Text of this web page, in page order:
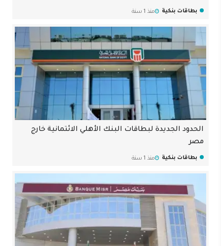
بطاقات بنكية منذ 1 سنة
الحدود الجديدة لبطاقات البنك الأهلي الائتمانية خارج
مصر
بطاقات بنكية منذ 1 سنة